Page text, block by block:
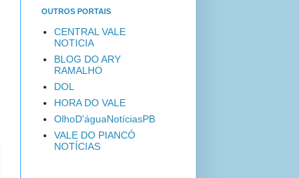
OUTROS PORTAIS
CENTRAL VALE
NOTICIA
BLOG DO ARY
RAMALHO
DOL
HORA DO VALE
OlhoD'águaNotíciasPB
VALE DO PIANCÓ
NOTÍCIAS